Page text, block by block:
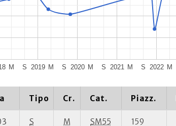
2019 2020 2021 2022
M S M S M S M S M
Tipo Cr. Cat. Piazz.
S M SM55
159